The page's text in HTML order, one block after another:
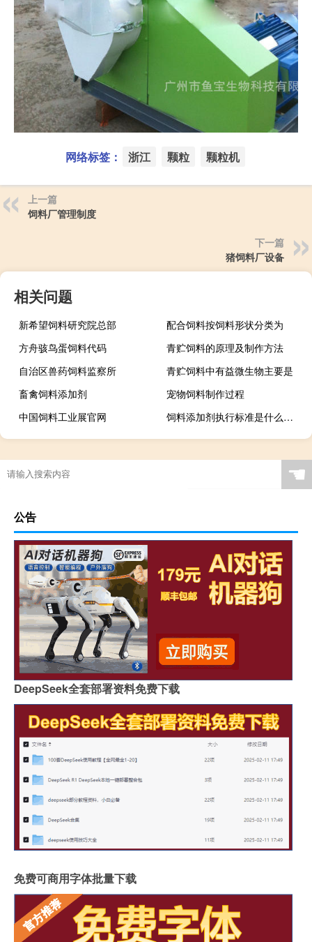
网络标签： 浙江 颗粒 颗粒机
上一篇
饲料厂管理制度
下一篇
猪饲料厂设备
相关问题
新希望饲料研究院总部
配合饲料按饲料形状分类为
方舟骇鸟蛋饲料代码
青贮饲料的原理及制作方法
自治区兽药饲料监察所
青贮饲料中有益微生物主要是
畜禽饲料添加剂
宠物饲料制作过程
中国饲料工业展官网
饲料添加剂执行标准是什么意思
☚
公告
DeepSeek全套部署资料免费下载
免费可商用字体批量下载